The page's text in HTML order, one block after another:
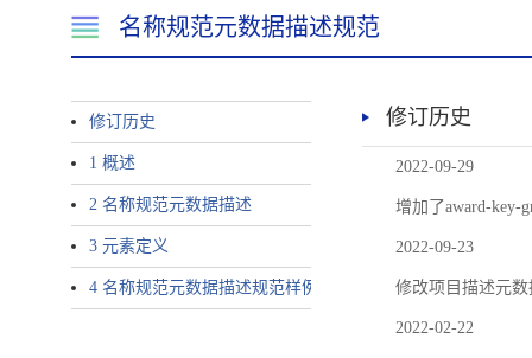
名称规范元数据描述规范
修订历史
1 概述
2 名称规范元数据描述
3 元素定义
4 名称规范元数据描述规范样例
修订历史
2022-09-29
增加了award-key-
2022-09-23
修改项目描述元
2022-02-22